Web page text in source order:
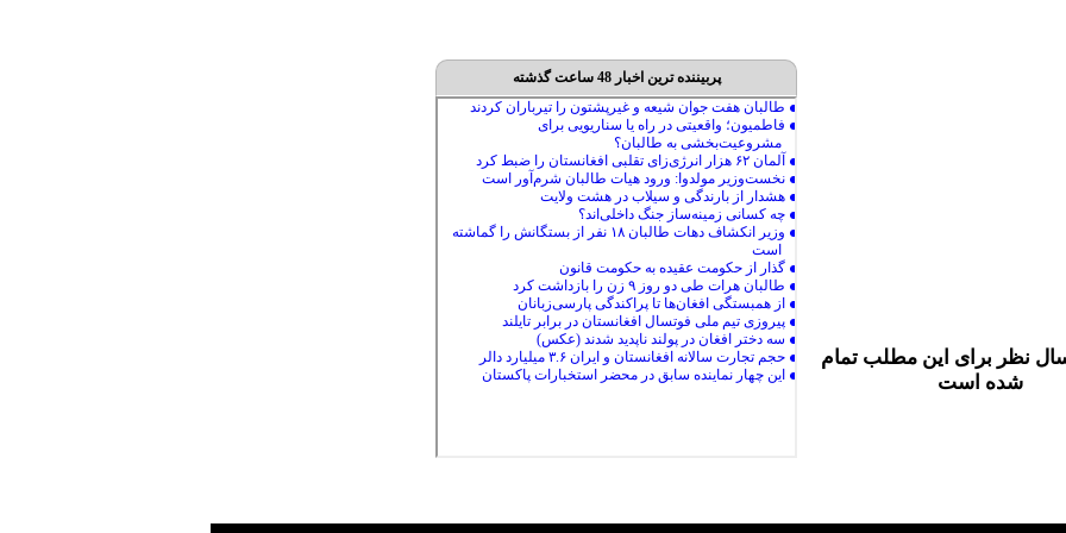
نظر برای این مطلب تمام
شده است
پربیننده ترین اخبار 48 ساعت گذشته